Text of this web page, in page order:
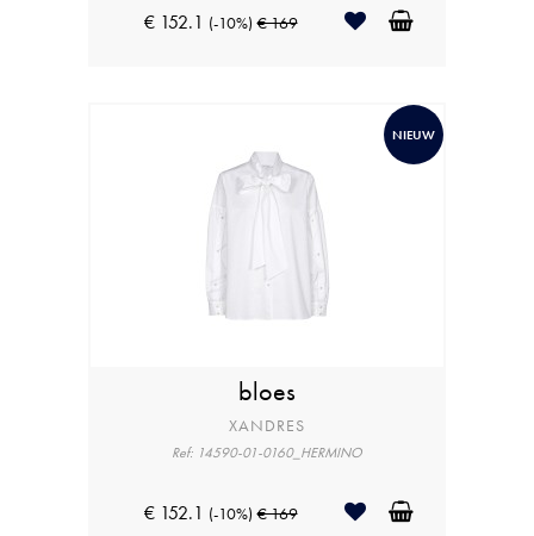
€ 152.1 (-10%) € 169
NIEUW
bloes
XANDRES
Ref: 14590-01-0160_HERMINO
€ 152.1 (-10%) € 169